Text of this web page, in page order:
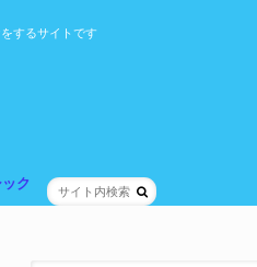
するサイトです
ク